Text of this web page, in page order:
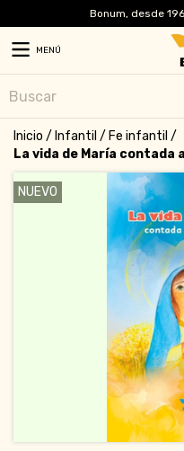
Bonum, desde
MENÚ
Inicio / Infantil / Fe infantil /
La vida de María contada
NUEVO